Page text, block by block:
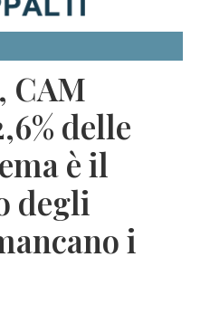
CAM
delle
è il
degli
i